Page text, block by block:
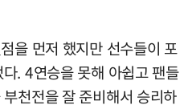
을 먼저 했지만 선수들이 포
. 4연승을 못해 아쉽고 팬들
천전을 잘 준비해서 승리하